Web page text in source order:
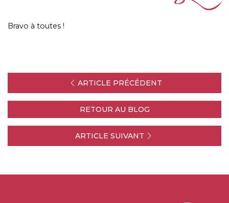
Bravo à toutes !
ARTICLE PRÉCÉDENT
RETOUR AU BLOG
ARTICLE SUIVANT